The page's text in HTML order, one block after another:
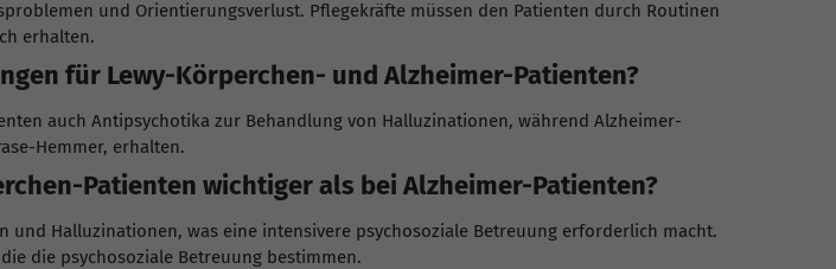
und Orientierungsverlust. Pflegekräfte müssen den Patienten durch Routinen
erhalten.
für Lewy-Körperchen- und Alzheimer-Patienten?
auch Antipsychotika zur Behandlung von Halluzinationen, während Alzheimer-
Hemmer, erhalten.
Patienten wichtiger als bei Alzheimer-Patienten?
Halluzinationen, was eine intensivere psychosoziale Betreuung erforderlich macht.
die psychosoziale Betreuung bestimmen.